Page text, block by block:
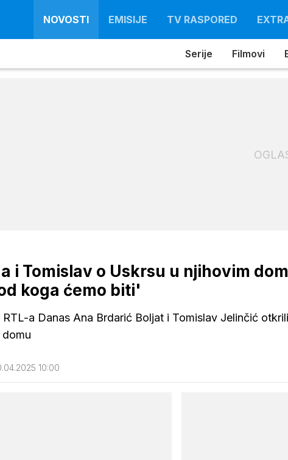
NOVOSTI EMISIJE TV RASPORED
Serije Filmovi
i Tomislav o Uskrsu u njihovim
koga ćemo biti'
a Danas Ana Brdarić Boljat i Tomislav Jelinčić
10:00